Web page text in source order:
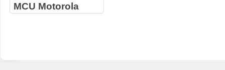
MCU Motorola